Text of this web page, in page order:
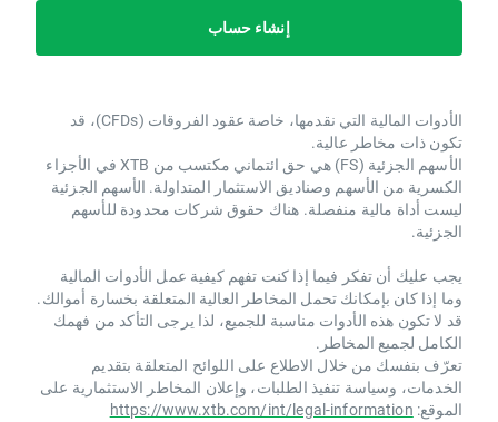
إنشاء حساب
الأدوات المالية التي نقدمها، خاصة عقود الفروقات (CFDs)، قد
تكون ذات مخاطر عالية.
الأسهم الجزئية (FS) هي حق ائتماني مكتسب من XTB ​​في الأجزاء
الكسرية من الأسهم وصناديق الاستثمار المتداولة. الأسهم الجزئية
ليست أداة مالية منفصلة. هناك حقوق شركات محدودة للأسهم
الجزئية.
يجب عليك أن تفكر فيما إذا كنت تفهم كيفية عمل الأدوات المالية
وما إذا كان بإمكانك تحمل المخاطر العالية المتعلقة بخسارة أموالك.
قد لا تكون هذه الأدوات مناسبة للجميع، لذا يرجى التأكد من فهمك
الكامل لجميع المخاطر.
تعرّف بنفسك من خلال الاطلاع على اللوائح المتعلقة بتقديم
الخدمات، وسياسة تنفيذ الطلبات، وإعلان المخاطر الاستثمارية على
الموقع: https://www.xtb.com/int/legal-information